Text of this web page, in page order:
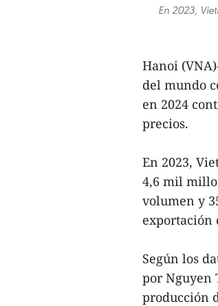
En 2023,
Hanoi
del mundo
en 2024
precios.
En 2023,
4,6 mil
volumen y
exportación
Según los
por Nguyen
producción